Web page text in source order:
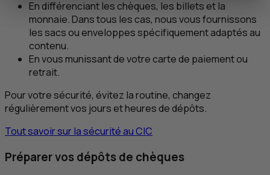
En différenciant les chèques, les billets et la
monnaie. Dans tous les cas, nous vous fournissons
les sacs ou enveloppes spécifiquement adaptés au
contenu.
En vous munissant de votre carte de paiement ou
retrait.
Pour votre sécurité, évitez la routine, changez
régulièrement vos jours et heures de dépôts.
Tout savoir sur la sécurité auCIC
Préparer vos dépôts de chèques